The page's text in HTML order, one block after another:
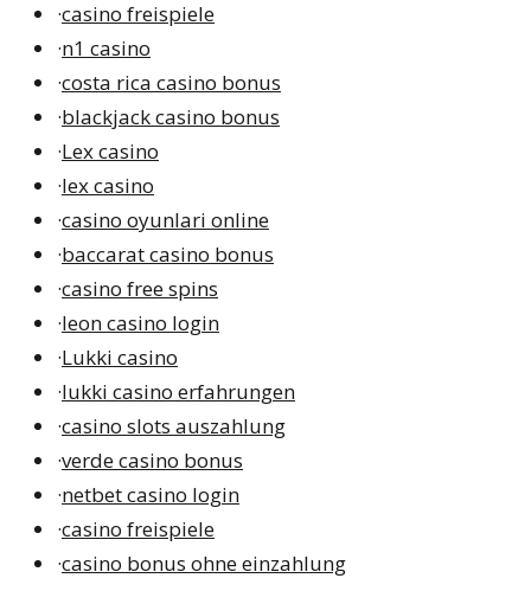
·casino freispiele
·n1 casino
·costa rica casino bonus
·blackjack casino bonus
·Lex casino
·lex casino
·casino oyunlari online
·baccarat casino bonus
·casino free spins
·leon casino login
·Lukki casino
·lukki casino erfahrungen
·casino slots auszahlung
·verde casino bonus
·netbet casino login
·casino freispiele
·casino bonus ohne einzahlung